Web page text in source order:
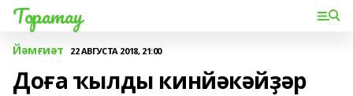
Торатау
Йәмғиәт 22 АВГУСТА 2018, 21:00
Доға ҡылды кинйәкәйҙәр